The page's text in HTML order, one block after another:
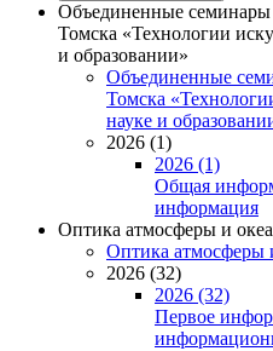
Объединенные семинары
Томска «Технологии
и образовании»
Объединенные
Томска
науке и
2026 (1)
2026 (1)
Общая
информация
Оптика атмосферы и
Оптика атмосферы
2026 (32)
2026 (32)
Первое